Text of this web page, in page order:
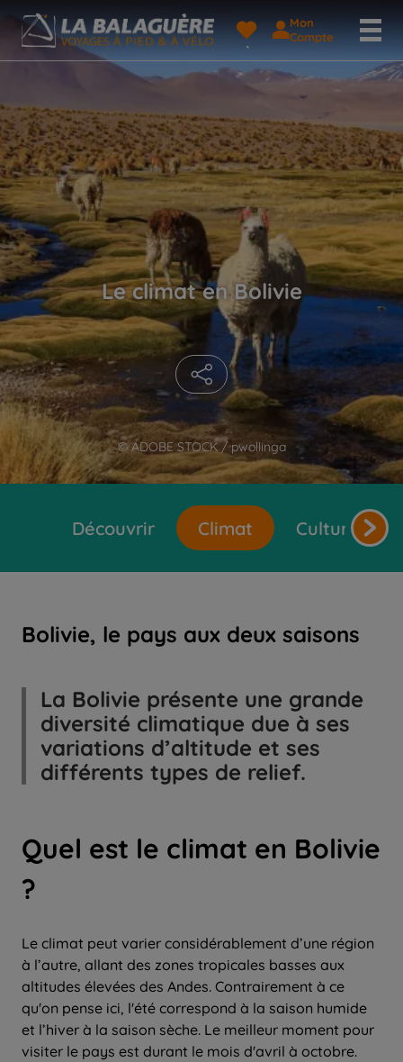
Mon
Compte
© ADOBE STOCK / pwollinga
Le climat en Bolivie
Découvrir Climat Cultures et
Bolivie, le pays aux deux saisons
La Bolivie présente une grande
diversité climatique due à ses
variations d’altitude et ses
différents types de relief.
Quel est le climat en Bolivie
?
Le climat peut varier considérablement d’une région
à l’autre, allant des zones tropicales basses aux
altitudes élevées des Andes. Contrairement à ce
qu'on pense ici, l'été correspond à la saison humide
et l’hiver à la saison sèche. Le meilleur moment pour
visiter le pays est durant le mois d'avril à octobre.